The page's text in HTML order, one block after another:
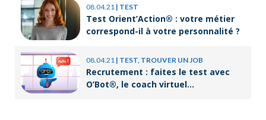
08.04.21 | TEST
Test Orient’Action® : votre métier
correspond-il à votre personnalité ?
08.04.21 | TEST, TROUVER UN JOB
Recrutement : faites le test avec
O’Bot®, le coach virtuel